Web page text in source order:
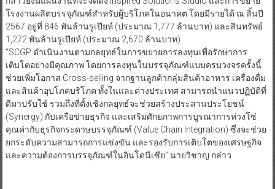
โรงงานผลิตบรรจุภัณฑ์สำหรับผู้บริโภคในอนาคต โดยมีรายได้ ณ สิ้นปี
2567 อยู่ที่ 846 พันล้านรูเปียห์ (ประมาณ 1,777 ล้านบาท) และสินทรัพย์
1,272 พันล้านรูเปียห์ (ประมาณ 2,670 ล้านบาท)
“SCGP ดำเนินงานตามกลยุทธ์ในการขยายการลงทุนเพื่อรักษาการ
เติบโตอย่างมีคุณภาพ โดยการลงทุนในบรรจุภัณฑ์แบบครบวงจรครั้งนี้
ช่วยเพิ่มโอกาส Cross-selling จากฐานลูกค้ากลุ่มสินค้าอาหาร เครื่องดื่ม
และสินค้าอุปโภคบริโภค ทั้งในและต่างประเทศ สามารถนำแนวปฏิบัติที่
ดีมาปรับใช้ รวมถึงที่ตั้งเชิงกลยุทธ์จะช่วยสร้างประสานประโยชน์
(Synergy) กับเครือข่ายธุรกิจ และเสริมศักยภาพการบูรณาการห่วงโซ่
คุณค่ากับธุรกิจกระดาษบรรจุภัณฑ์ (Value Chain Integration) ซึ่งจะช่วย
ยกระดับความสามารถการแข่งขัน และรองรับการเติบโตของเศรษฐกิจ
และความต้องการบรรจุภัณฑ์ในอินโดนีเซีย” นายวิชาญ กล่าว